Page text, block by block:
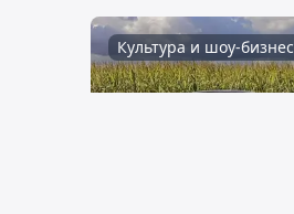
Культура и шоу-бизнес